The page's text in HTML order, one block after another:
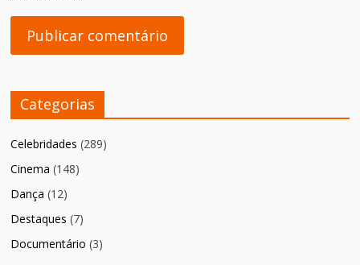
Categorias
Celebridades (289)
Cinema (148)
Dança (12)
Destaques (7)
Documentário (3)